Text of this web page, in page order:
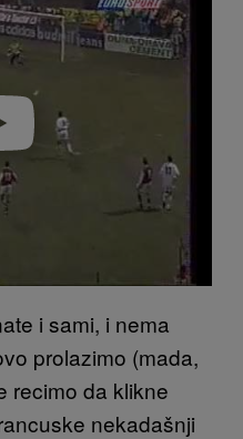
i sami, i nema
prolazimo (mada,
recimo da klikne
nekadašnji